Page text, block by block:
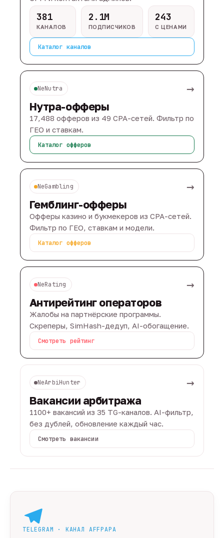
381
КАНАЛОВ
2.1M
ПОДПИСЧИКОВ
243
С ЦЕНАМИ
Каталог каналов
NeNutra →
Нутра-офферы
17,488 офферов из 49 CPA-сетей. Фильтр по
ГЕО и ставкам.
Каталог офферов
NeGambling →
Гемблинг-офферы
Офферы казино и букмекеров из CPA-сетей.
Фильтр по ГЕО, ставкам и модели.
Каталог офферов
NeRating →
Антирейтинг операторов
Жалобы на партнёрские программы.
Скреперы, SimHash-дедуп, AI-обогащение.
Смотреть рейтинг
NeArbiHunter →
Вакансии арбитража
1100+ вакансий из 35 TG-каналов. AI-фильтр,
без дублей, обновление каждый час.
Смотреть вакансии
TELEGRAM · КАНАЛ AFFPAPA